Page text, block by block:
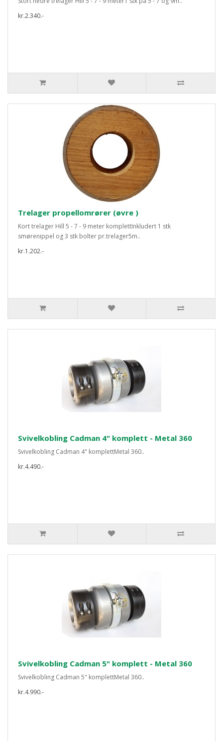
kr.2.340.-
Trelager propellomrører (øvre )
Kort trelager Hill 5 - 7 - 9 meter komplettInkludert 1 stk
smørenippel og 3 stk bolter pr.trelager5m..
kr.1.202.-
Svivelkobling Cadman 4" komplett - Metal 360
Svivelkobling Cadman 4" komplettMetal 360..
kr.4.490.-
Svivelkobling Cadman 5" komplett - Metal 360
Svivelkobling Cadman 5" komplettMetal 360..
kr.4.990.-